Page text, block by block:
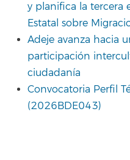
y planifica la tercera
Estatal sobre
Adeje avanza hacia
participación
ciudadanía
Convocatoria Perfil
(2026BDE043)